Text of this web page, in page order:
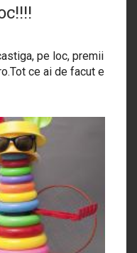
pe loc, premii
ce ai de facut e